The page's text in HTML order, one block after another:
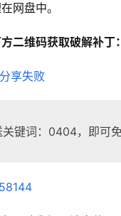
网盘中。
二维码获取破解补丁：
键词：0404，即可